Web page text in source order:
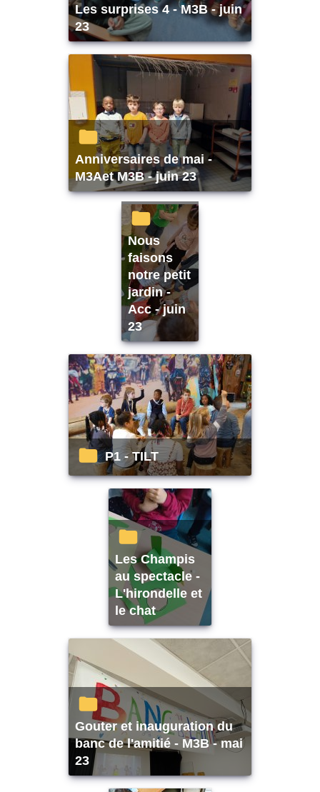
Les surprises 4 - M3B - juin
23
Anniversaires de mai -
M3Aet M3B - juin 23
Nous
faisons
notre petit
jardin -
Acc - juin
23
P1 - TILT
Les Champis
au spectacle -
L'hirondelle et
le chat
Gouter et inauguration du
banc de l'amitié - M3B - mai
23